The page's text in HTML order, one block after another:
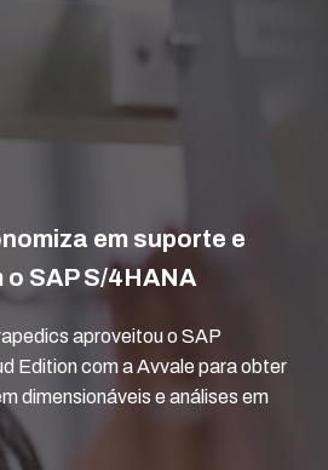
em suporte e
SAP S/4HANA
aproveitou o SAP
Edition com a Avvale para obter
dimensionáveis e análises em